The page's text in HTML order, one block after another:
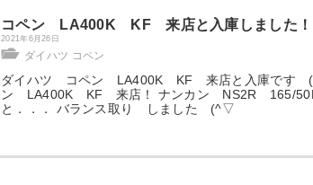
コペン LA400K KF 来店と入庫しました！
2021年6月26日
ダイハツ コペン
ダイハツ コペン LA400K KF 来店と入庫です
ン LA400K KF 来店！ ナンカン NS2R 165/
と．．． バランス取り しました (^▽